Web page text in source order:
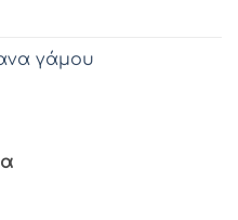
γάμου